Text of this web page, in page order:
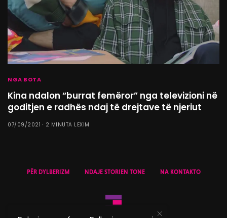
NGA BOTA
Kina ndalon “burrat femëror” nga televizioni në
goditjen e radhës ndaj të drejtave të njeriut
07/09/2021 2 MINUTA LEXIM
PËR DYLBERIZM NDAJE STORIEN TONE NA KONTAKTO